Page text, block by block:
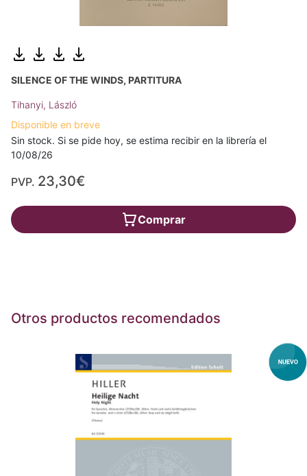
SILENCE OF THE WINDS, PARTITURA
Tihanyi, László
Disponible en breve
Sin stock. Si se pide hoy, se estima recibir en la librería el
10/08/26
PVP. 23,30€
Comprar
Otros productos recomendados